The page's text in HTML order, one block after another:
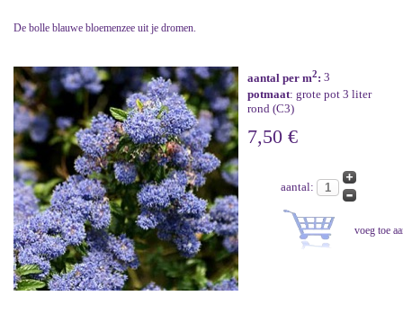
De bolle blauwe bloemenzee uit je dromen.
aantal per m2: 3
potmaat: grote pot 3 liter
rond (C3)
7,50 €
aantal: